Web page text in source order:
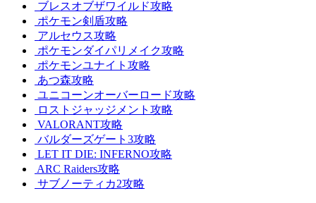
ブレスオブザワイルド攻略
ポケモン剣盾攻略
アルセウス攻略
ポケモンダイパリメイク攻略
ポケモンユナイト攻略
あつ森攻略
ユニコーンオーバーロード攻略
ロストジャッジメント攻略
VALORANT攻略
バルダーズゲート3攻略
LET IT DIE: INFERNO攻略
ARC Raiders攻略
サブノーティカ2攻略